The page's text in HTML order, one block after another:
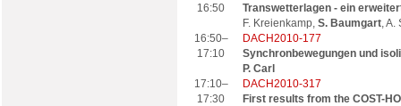
16:50
Transwetterlagen - ein
F. Kreienkamp, S. Baumgart ,
16:50–
17:10
DACH2010-177
Synchronbewegungen und
P. Carl
17:10–
17:30
DACH2010-317
First results from the COST-